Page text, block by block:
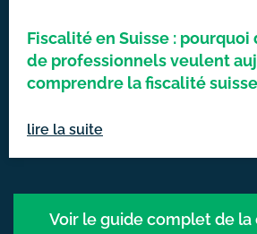
Fiscalité en Suisse : pourquoi
de professionnels veulent
comprendre la fiscalité suisse
lire la suite
Voir le guide complet de